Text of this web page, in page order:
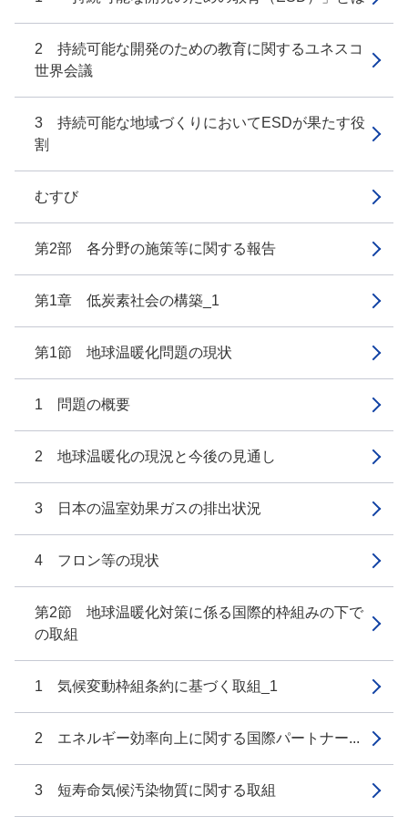
2 持続可能な開発のための教育に関するユネスコ
世界会議
3 持続可能な地域づくりにおいてESDが果たす役
割
むすび
第2部 各分野の施策等に関する報告
第1章 低炭素社会の構築_1
第1節 地球温暖化問題の現状
1 問題の概要
2 地球温暖化の現況と今後の見通し
3 日本の温室効果ガスの排出状況
4 フロン等の現状
第2節 地球温暖化対策に係る国際的枠組みの下で
の取組
1 気候変動枠組条約に基づく取組_1
2 エネルギー効率向上に関する国際パートナー...
3 短寿命気候汚染物質に関する取組